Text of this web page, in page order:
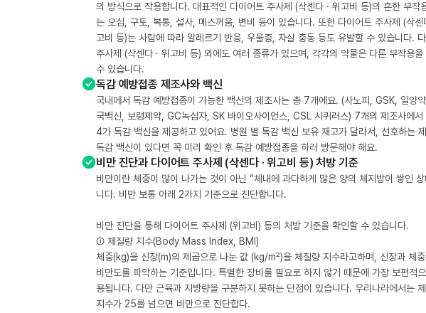
의 방식으로 작용합니다. 대표적인 다이어트 주사제 (삭센다 · 위고비 등)의 흔한 부작
는 오심, 구토, 복통, 설사, 메스꺼움, 변비 등이 있습니다. 또한 다이어트 주사제 (삭센
고비 등)는 사람에 따라 알레르기 반응, 우울증, 자살 충동 등도 유발할 수 있습니다.
주사제 (삭센다 · 위고비 등) 외에도 여러 종류가 있으며, 각각의 약물은 다른 부작용을
수 있습니다.
독감 예방접종 제조사와 백신
국내에서 독감 예방접종이 가능한 백신의 제조사는 총 7개에요. (사노피, GSK, 일양
국백신, 보령제약, GC녹십자, SK 바이오사이언스, CSL 시퀴러스) 7개의 제조사에서
4가 독감 백신을 제공하고 있어요. 병원 별 독감 백신 보유 재고가 달라서, 선호하는
독감 백신이 있다면 꼭 미리 확인 후 독감 예방접종을 하러 방문해야 해요.
비만 진단과 다이어트 주사제 (삭센다 · 위고비 등) 처방 기준
비만이란 체중이 많이 나가는 것이 아닌 “체내에 과다하게 많은 양의 체지방이 쌓인
니다. 비만 보통 아래 2가지 기준으로 진단합니다.
비만 진단을 통해 다이어트 주사제 (위고비) 등의 처방 기준을 확인할 수 있습니다.
① 체질량 지수(Body Mass Index, BMI)
체중(kg)을 신장(m)의 제곱으로 나눈 값 (kg/m²)을 체질량 지수라고하며, 신장과 체
비만도를 파악하는 기준입니다. 특별한 장비를 필요로 하지 않기 때문에 가장 보편적
용됩니다. 다만 근육과 지방량을 구분하지 못하는 단점이 있습니다. 우리나라에서는
지수가 25를 넘으면 비만으로 진단합다.